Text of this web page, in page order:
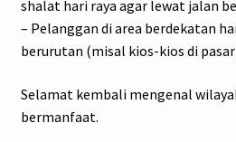
shalat hari raya agar lewat jalan
– Pelanggan di area berdekatan
berurutan (misal kios-kios di
Selamat kembali mengenal
bermanfaat.